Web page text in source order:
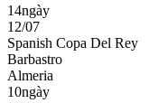
14ngày
12/07
Spanish Copa Del Rey
Barbastro
Almeria
10ngày